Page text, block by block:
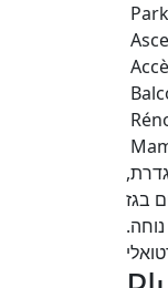
מוגדרת,
בגז